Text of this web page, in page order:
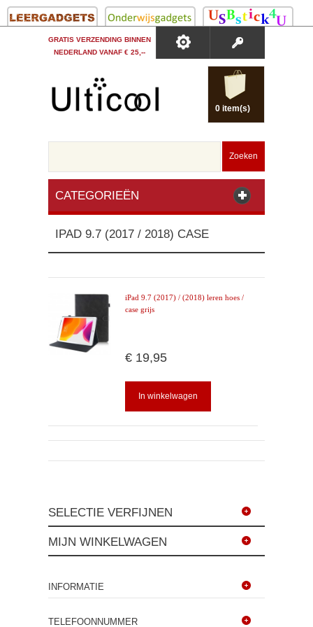
GRATIS VERZENDING BINNEN
NEDERLAND VANAF € 25,--
0 item(s)
Zoeken
CATEGORIEËN
IPAD 9.7 (2017 / 2018) CASE
iPad 9.7 (2017) / (2018) leren hoes /
case grijs
€ 19,95
In winkelwagen
SELECTIE VERFIJNEN
MIJN WINKELWAGEN
INFORMATIE
TELEFOONNUMMER